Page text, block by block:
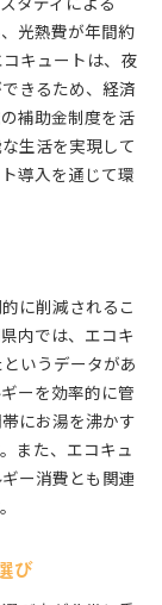
光熱費が年間約
キュートは、夜
きるため、経済
補助金制度を活
生活を実現して
導入を通じて環
に削減されるこ
内では、エコキ
いうデータがあ
ーを効率的に管
にお湯を沸かす
また、エコキュ
ー消費とも関連
び